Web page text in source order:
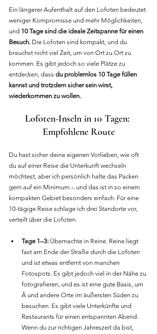
Ein längerer Aufenthalt auf den Lofoten bedeutet
weniger Kompromisse und mehr Möglichkeiten,
und 10 Tage sind die ideale Zeitspanne für einen
Besuch. Die Lofoten sind kompakt, und du
brauchst nicht viel Zeit, um von Ort zu Ort zu
kommen. Es gibt jedoch so viele Plätze zu
entdecken, dass du problemlos 10 Tage füllen
kannst und trotzdem sicher sein wirst,
wiederkommen zu wollen.
Lofoten-Inseln in 10 Tagen:
Empfohlene Route
Du hast sicher deine eigenen Vorlieben, wie oft
du auf einer Reise die Unterkunft wechseln
möchtest, aber ich persönlich halte das Packen
gern auf ein Minimum – und das ist in so einem
kompakten Gebiet besonders einfach. Für eine
10-tägige Reise schlage ich drei Standorte vor,
verteilt über die Lofoten.
Tage 1–3: Übernachte in Reine. Reine liegt
fast am Ende der Straße durch die Lofoten
und ist etwas entfernt von manchen
Fotospots. Es gibt jedoch viel in der Nähe zu
fotografieren, und es ist eine gute Basis, um
Å und andere Orte im äußersten Süden zu
besuchen. Es gibt viele Unterkünfte und
Restaurants für einen entspannten Abend.
Wenn du zur richtigen Jahreszeit da bist,